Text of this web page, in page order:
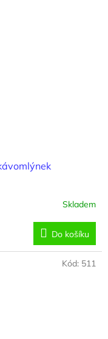
Skladem
Do košíku
Kód: 511